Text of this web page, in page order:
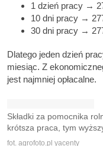
1 dzień pracy →
10 dni pracy →
30 dni pracy → 277
Dlatego jeden dzień
miesiąc. Z
jest najmniej opłacalne.
Składki za pomocnika
krótsza praca, tym
fot. agrofoto.pl yacenty